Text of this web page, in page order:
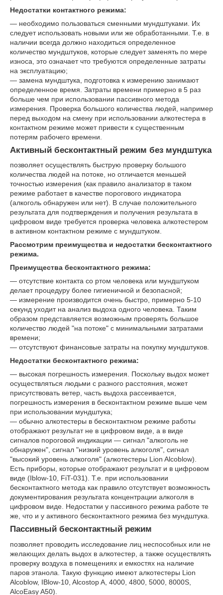
Недостатки контактного режима:
― необходимо пользоваться сменными мундштуками. Их
следует использовать новыми или же обработанными. Т.е. в
наличии всегда должно находиться определенное
количество мундштуков, которые следует заменять по мере
износа, это означает что требуются определенные затраты
на эксплуатацию;
― замена мундштука, подготовка к измерению занимают
определенное время. Затраты времени примерно в 5 раз
больше чем при использовании пассивного метода
измерения. Проверка большого количества людей, например
перед выходом на смену при использовании алкотестера в
контактном режиме может привести к существенным
потерям рабочего времени.
Активный бесконтактный режим без мундштука
позволяет осуществлять быструю проверку большого
количества людей на потоке, но отличается меньшей
точностью измерения (как правило анализатор в таком
режиме работает в качестве порогового индикатора
(алкоголь обнаружен или нет). В случае положительного
результата для подтверждения и получения результата в
цифровом виде требуется проверка человека алкотестером
в активном контактном режиме с мундштуком.
Рассмотрим преимущества и недостатки бесконтактного
режима.
Преимущества бесконтактного режима:
― отсутствие контакта со ртом человека или мундштуком
делает процедуру более гигиеничной и безопасной;
― измерение производится очень быстро, примерно 5-10
секунд уходит на анализ выдоха одного человека. Таким
образом представляется возможным проверять большое
количество людей "на потоке" с минимальными затратами
времени;
― отсутствуют финансовые затраты на покупку мундштуков.
Недостатки бесконтактного режима:
― высокая погрешность измерения. Поскольку выдох может
осуществляться людьми с разного расстояния, может
присутствовать ветер, часть выдоха рассеивается,
погрешность измерения в бесконтактном режиме выше чем
при использовании мундштука;
― обычно алкотестеры в бесконтактном режиме работы
отображают результат не в цифровом виде, а в виде
сигналов пороговой индикации ― сигнал "алкоголь не
обнаружен", сигнал "низкий уровень алкоголя", сигнал
"высокий уровень алкоголя" (алкотестеры Lion Alcoblow).
Есть приборы, которые отображают результат и в цифровом
виде (Iblow-10, FiT-031). Т.е. при использовании
бесконтактного метода как правило отсутствует возможность
документирования результата концентрации алкоголя в
цифровом виде. Недостатки у пассивного режима работе те
же, что и у активного бесконтактного режима без мундштука.
Пассивный бесконтактный режим
позволяет проводить исследование лиц неспособных или не
желающих делать выдох в алкотестер, а также осуществлять
проверку воздуха в помещениях и емкостях на наличие
паров этанола. Такую функцию имеют алкотестеры Lion
Alcoblow, IBlow-10, Alcostop A, 4000, 4800, 5000, 8000S,
AlcoEasy A50).